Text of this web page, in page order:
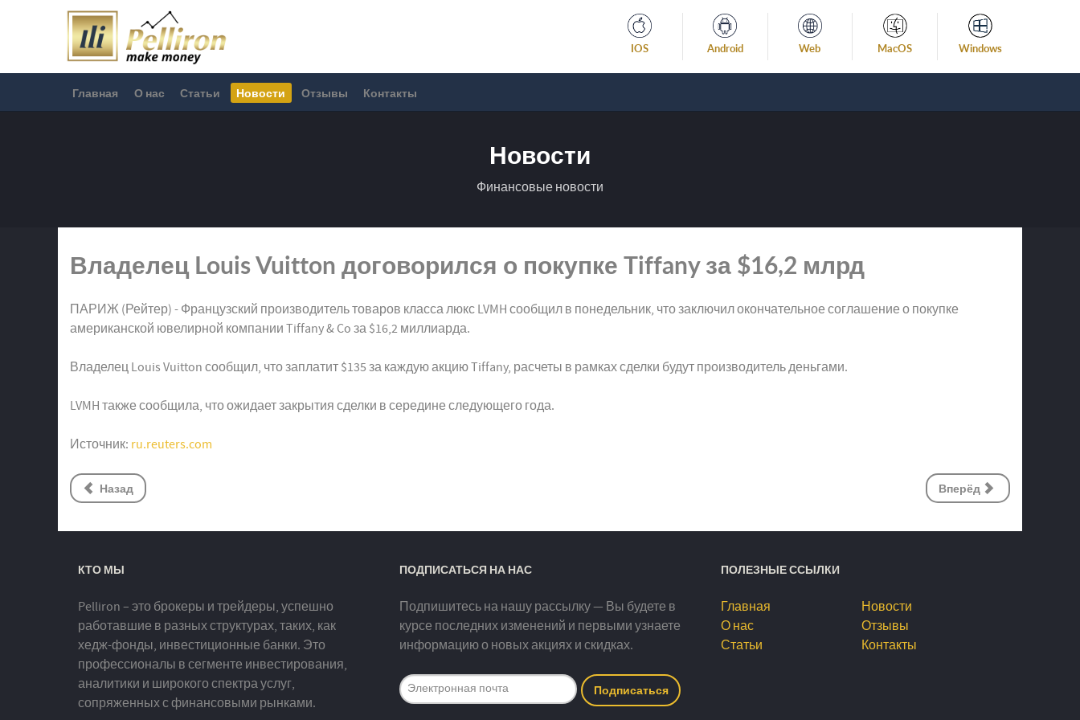
IOS Android Web MacOS Windows
Главная О нас Статьи Новости Отзывы Контакты
Новости
Финансовые новости
Владелец Louis Vuitton договорился о покупке Tiffany за $16,2 млрд
ПАРИЖ (Рейтер) - Французский производитель товаров класса люкс LVMH сообщил в понедельник, что заключил окончательное соглашение о покупке
американской ювелирной компании Tiffany & Co за $16,2 миллиарда.
Владелец Louis Vuitton сообщил, что заплатит $135 за каждую акцию Tiffany, расчеты в рамках сделки будут производитель деньгами.
LVMH также сообщила, что ожидает закрытия сделки в середине следующего года.
Источник: ru.reuters.com
Назад Вперёд
КТО МЫ
Pelliron – это брокеры и трейдеры, успешно
работавшие в разных структурах, таких, как
хедж-фонды, инвестиционные банки. Это
профессионалы в сегменте инвестирования,
аналитики и широкого спектра услуг,
сопряженных с финансовыми рынками.
ПОДПИСАТЬСЯ НА НАС
Подпишитесь на нашу рассылку — Вы будете в
курсе последних изменений и первыми узнаете
информацию о новых акциях и скидках.
ПОЛЕЗНЫЕ ССЫЛКИ
Главная
О нас
Статьи
Новости
Отзывы
Контакты